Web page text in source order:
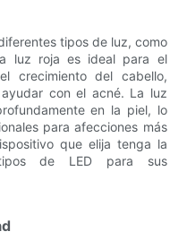
tipos de luz, como
luz roja es ideal para el
crecimiento del cabello,
con el acné. La luz
en la piel, lo
para afecciones más
que elija tenga la
de LED para sus